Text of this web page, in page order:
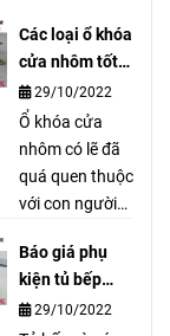
Các loại ổ khóa
cửa nhôm tốt
và hiện đại
nhất
29/10/2022
Ổ khóa cửa
nhôm có lẽ đã
quá quen thuộc
với con người
nay vì những
công dụng mà
nó mang lại. Để
Báo giá phụ
kiện tủ bếp
inox cập nhật
29/10/2022